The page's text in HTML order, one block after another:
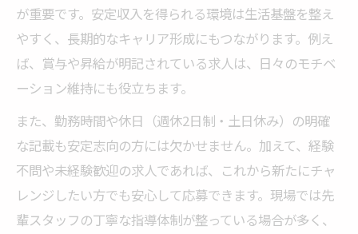
方法
ドライバー未経験から稲城で安心して始め
るコツ
経験なしでも採用されやすいドライバー求
人の特徴
稲城で未経験者が選ばれるドライバー求人
の魅力
ドライバー求人で重視される経験より大切
なポイント
が重要です。安定収入を得られる環境は生活基盤を整え
やすく、長期的なキャリア形成にもつながります。例え
ば、賞与や昇給が明記されている求人は、日々のモチベ
ーション維持にも役立ちます。
また、勤務時間や休日（週休2日制・土日休み）の明確
な記載も安定志向の方には欠かせません。加えて、経験
不問や未経験歓迎の求人であれば、これから新たにチャ
レンジしたい方でも安心して応募できます。現場では先
輩スタッフの丁寧な指導体制が整っている場合が多く、